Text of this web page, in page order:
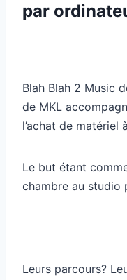
par
Blah Blah 2 Music
de MKL
l’achat de matériel
Le but étant
chambre au studio
Leurs parcours?